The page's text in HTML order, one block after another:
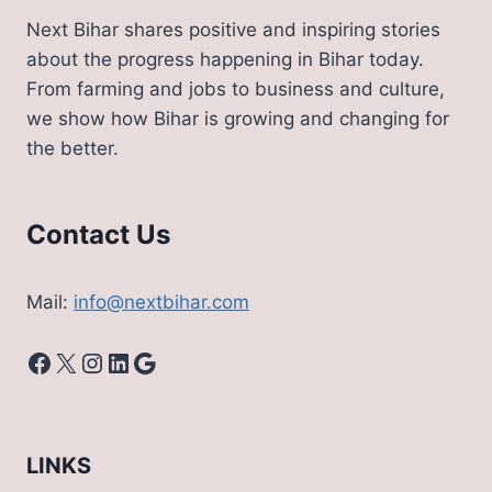
Next Bihar shares positive and inspiring stories
about the progress happening in Bihar today.
From farming and jobs to business and culture,
we show how Bihar is growing and changing for
the better.
Contact Us
Mail: info@nextbihar.com
Facebook
X Instagram
LinkedIn
Google
LINKS